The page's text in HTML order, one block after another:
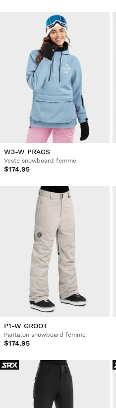
W3-W PRAGS
Veste snowboard femme
$174.95
P1-W GROOT
Pantalon snowboard femme
$174.95